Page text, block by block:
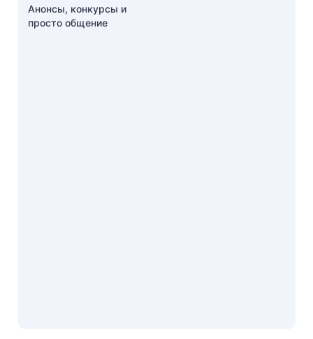
Анонсы, конкурсы и
просто общение